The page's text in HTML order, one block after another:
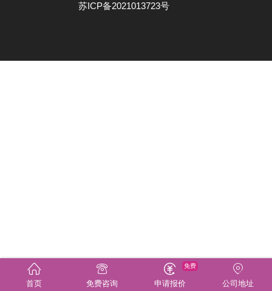
苏ICP备2021013723号
首页 免费咨询 申请报价
免费
公司地址